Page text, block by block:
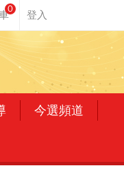
0
今選頻道